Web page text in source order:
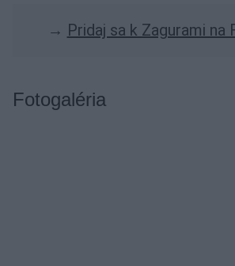
→ Pridaj sa k Zagurami na
Fotogaléria